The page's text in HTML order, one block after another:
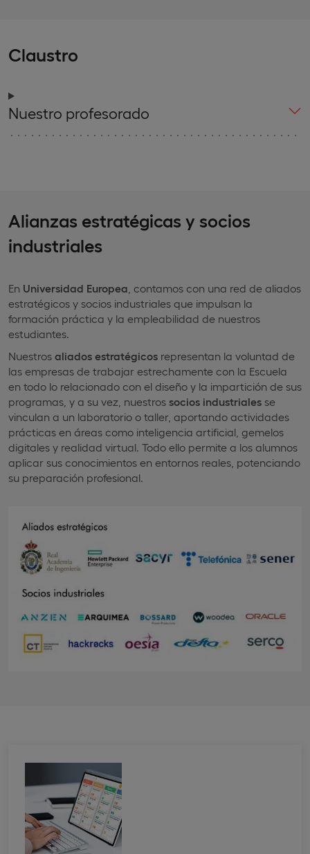
Claustro
Nuestro profesorado
Alianzas estratégicas y socios
industriales
En Universidad Europea , contamos con una red de aliados
estratégicos y socios industriales que impulsan la
formación práctica y la empleabilidad de nuestros
estudiantes.
Nuestros aliados estratégicos representan la voluntad de
las empresas de trabajar estrechamente con la Escuela
en todo lo relacionado con el diseño y la impartición de sus
programas, y a su vez, nuestros socios industriales se
vinculan a un laboratorio o taller, aportando actividades
prácticas en áreas como inteligencia artificial, gemelos
digitales y realidad virtual. Todo ello permite a los alumnos
aplicar sus conocimientos en entornos reales, potenciando
su preparación profesional.